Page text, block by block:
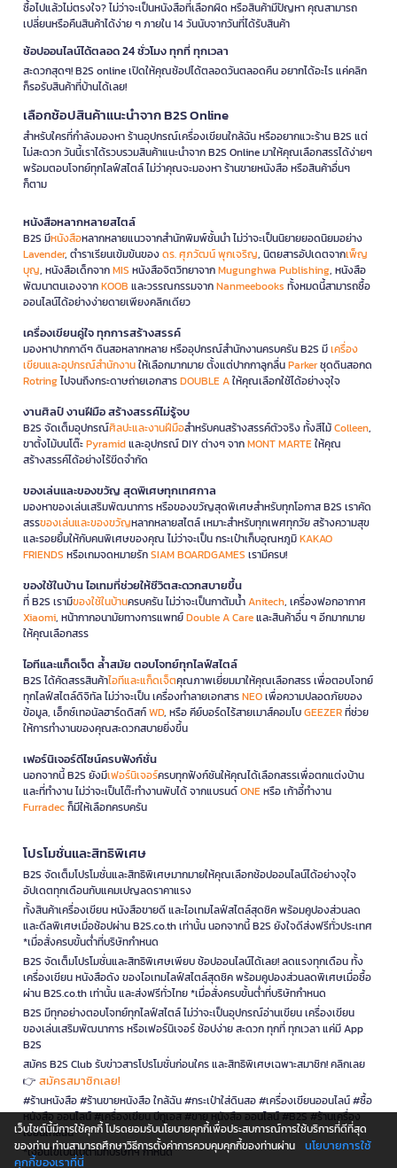
ซื้อไปแล้วไม่ตรงใจ? ไม่ว่าจะเป็นหนังสือที่เลือกผิด หรือสินค้ามีปัญหา คุณสามารถ
เปลี่ยนหรือคืนสินค้าได้ง่าย ๆ ภายใน 14 วันนับจากวันที่ได้รับสินค้า
ช้อปออนไลน์ได้ตลอด 24 ชั่วโมง ทุกที่ ทุกเวลา
สะดวกสุดๆ! B2S online เปิดให้คุณช้อปได้ตลอดวันตลอดคืน อยากได้อะไร แค่คลิก
ก็รอรับสินค้าที่บ้านได้เลย!
เลือกช้อปสินค้าแนะนำจาก B2S Online
สำหรับใครที่กำลังมองหา ร้านอุปกรณ์เครื่องเขียนใกล้ฉัน หรืออยากแวะร้าน B2S แต่
ไม่สะดวก วันนี้เราได้รวบรวมสินค้าแนะนำจาก B2S Online มาให้คุณเลือกสรรได้ง่ายๆ
พร้อมตอบโจทย์ทุกไลฟ์สไตล์ ไม่ว่าคุณจะมองหา ร้านขายหนังสือ หรือสินค้าอื่นๆ
ก็ตาม
หนังสือหลากหลายสไตล์
B2S มีหนังสือหลากหลายแนวจากสำนักพิมพ์ชั้นนำ ไม่ว่าจะเป็นนิยายยอดนิยมอย่าง
Lavender, ตำราเรียนเข้มข้นของดร. ศุภวัฒน์ พุกเจริญ, นิตยสารอัปเดตจากเพ็ญ
บุญ, หนังสือเด็กจากMIS หนังสือจิตวิทยาจากMugunghwa Publishing, หนังสือ
พัฒนาตนเองจากKOOB และวรรณกรรมจากNanmeebooks ทั้งหมดนี้สามารถซื้อ
ออนไลน์ได้อย่างง่ายดายเพียงคลิกเดียว
เครื่องเขียนคู่ใจ ทุกการสร้างสรรค์
มองหาปากกาดีๆ ดินสอหลากหลาย หรืออุปกรณ์สำนักงานครบครัน B2S มีเครื่อง
เขียนและอุปกรณ์สำนักงานให้เลือกมากมาย ตั้งแต่ปากกาลูกลื่นParkerชุดดินสอกด
Rotringไปจนถึงกระดาษถ่ายเอกสารDOUBLE Aให้คุณเลือกใช้ได้อย่างจุใจ
งานศิลป์ งานฝีมือ สร้างสรรค์ไม่รู้จบ
B2S จัดเต็มอุปกรณ์ศิลปะและงานฝีมือสำหรับคนสร้างสรรค์ตัวจริง ทั้งสีไม้Colleen,
ขาตั้งไม้บนโต๊ะPyramidและอุปกรณ์ DIY ต่างๆ จากMONT MARTEให้คุณ
สร้างสรรค์ได้อย่างไร้ขีดจำกัด
ของเล่นและของขวัญ สุดพิเศษทุกเทศกาล
มองหาของเล่นเสริมพัฒนาการ หรือของขวัญสุดพิเศษสำหรับทุกโอกาส B2S เราคัด
สรรของเล่นและของขวัญหลากหลายสไตล์ เหมาะสำหรับทุกเพศทุกวัย สร้างความสุข
และรอยยิ้มให้กับคนพิเศษของคุณ ไม่ว่าจะเป็น กระเป๋าเก็บอุณหภูมิKAKAO
FRIENDS หรือเกมจดหมายรักSIAM BOARDGAMES เรามีครบ!
ของใช้ในบ้าน ไอเทมที่ช่วยให้ชีวิตสะดวกสบายขึ้น
ที่ B2S เรามีของใช้ในบ้านครบครัน ไม่ว่าจะเป็นกาต้มน้ำAnitech, เครื่องฟอกอากาศ
Xiaomi, หน้ากากอนามัยทางการแพทย์Double A Careและสินค้าอื่น ๆ อีกมากมาย
ให้คุณเลือกสรร
ไอทีและแก็ดเจ็ต ล้ำสมัย ตอบโจทย์ทุกไลฟ์สไตล์
B2S ได้คัดสรรสินค้าไอทีและแก็ดเจ็ตคุณภาพเยี่ยมมาให้คุณเลือกสรร เพื่อตอบโจทย์
ทุกไลฟ์สไตล์ดิจิทัล ไม่ว่าจะเป็น เครื่องทำลายเอกสารNEOเพื่อความปลอดภัยของ
ข้อมูล, เอ็กซ์เทอนัลฮาร์ดดิสก์WD, หรือ คีย์บอร์ดไร้สายเมาส์คอมโบGEEZERที่ช่วย
ให้การทำงานของคุณสะดวกสบายยิ่งขึ้น
เฟอร์นิเจอร์ดีไซน์ครบฟังก์ชั่น
นอกจากนี้ B2S ยังมีเฟอร์นิเจอร์ครบทุกฟังก์ชันให้คุณได้เลือกสรรเพื่อตกแต่งบ้าน
และที่ทำงาน ไม่ว่าจะเป็นโต๊ะทำงานพับได้ จากแบรนด์ONEหรือ เก้าอี้ทำงาน
Furradecก็มีให้เลือกครบครัน
โปรโมชั่นและสิทธิพิเศษ
B2S จัดเต็มโปรโมชั่นและสิทธิพิเศษมากมายให้คุณเลือกช้อปออนไลน์ได้อย่างจุใจ
อัปเดตทุกเดือนกับแคมเปญลดราคาแรง
ทั้งสินค้าเครื่องเขียน หนังสือขายดี และไอเทมไลฟ์สไตล์สุดชิค พร้อมคูปองส่วนลด
และดีลพิเศษเมื่อช้อปผ่าน B2S.co.th เท่านั้น นอกจากนี้ B2S ยังใจดีส่งฟรีทั่วประเทศ
*เมื่อสั่งครบขั้นต่ำที่บริษัทกำหนด
B2S จัดเต็มโปรโมชั่นและสิทธิพิเศษเพียบ ช้อปออนไลน์ได้เลย! ลดแรงทุกเดือน ทั้ง
เครื่องเขียน หนังสือดัง ของไอเทมไลฟ์สไตล์สุดชิค พร้อมคูปองส่วนลดพิเศษเมื่อซื้อ
ผ่าน B2S.co.th เท่านั้น และส่งฟรีทั่วไทย *เมื่อสั่งครบขั้นต่ำที่บริษัทกำหนด
B2S มีทุกอย่างตอบโจทย์ทุกไลฟ์สไตล์ ไม่ว่าจะเป็นอุปกรณ์อ่านเขียน เครื่องเขียน
ของเล่นเสริมพัฒนาการ หรือเฟอร์นิเจอร์ ช้อปง่าย สะดวก ทุกที่ ทุกเวลา แค่มี App
B2S
สมัคร B2S Club รับข่าวสารโปรโมชั่นก่อนใคร และสิทธิพิเศษเฉพาะสมาชิก! คลิกเลย
👉 สมัครสมาชิกเลย!
#ร้านหนังสือ #ร้านขายหนังสือ ใกล้ฉัน #กระเป๋าใส่ดินสอ #เครื่องเขียนออนไลน์ #ซื้อ
หนังสือ ออนไลน์ #เครื่องเขียน บีทูเอส #ขาย หนังสือ ออนไลน์ #B2S #ร้านเครื่อง
เขียนใกล้ฉัน
*เงื่อนไขเป็นไปตามที่บริษัทฯ กำหนด
เว็บไซต์นี้มีการใช้คุกกี้ โปรดยอมรับนโยบายคุกกี้เพื่อประสบการณ์การใช้บริการที่ดีที่สุด
ของท่าน ท่านสามารถศึกษาวิธีการตั้งค่าการควบคุมคุกกี้ของท่านผ่าน
นโยบายการใช้
คุกกี้ของเราที่นี่